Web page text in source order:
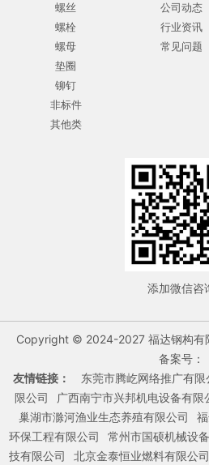
螺丝
螺栓
螺母
垫圈
铆钉
非标件
其他类
公司动态
行业资讯
常见问题
添加微信咨
Copyright © 2024-2027 福达钢构有
备案号：
友情链接：
东莞市腾屹网络推广有限
限公司
广西南宁市兴邦机电设备有限
巢湖市滁河渔业生态养殖有限公司
环保工程有限公司
常州市国硕机械设
技有限公司
北京金泰恒业燃料有限公司